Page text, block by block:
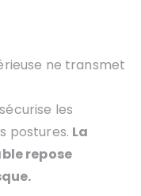
ne transmet
les
postures. La
repose